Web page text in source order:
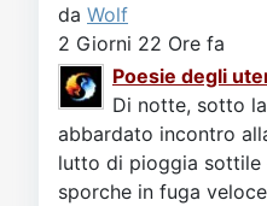
da Wolf
2 Giorni 22 Ore fa
Poesie degli
Di notte, sotto
abbardato incontro
lutto di pioggia sottile
sporche in fuga